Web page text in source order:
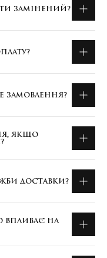
ЗАМІНЕНИЙ?
ЗАМОВЛЕННЯ?
ЯКЩО
ДОСТАВКИ?
ВПЛИВАЄ НА